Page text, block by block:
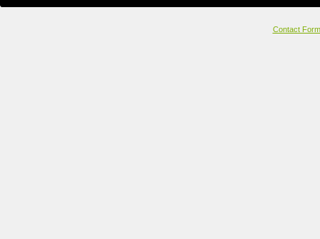
Contact Form